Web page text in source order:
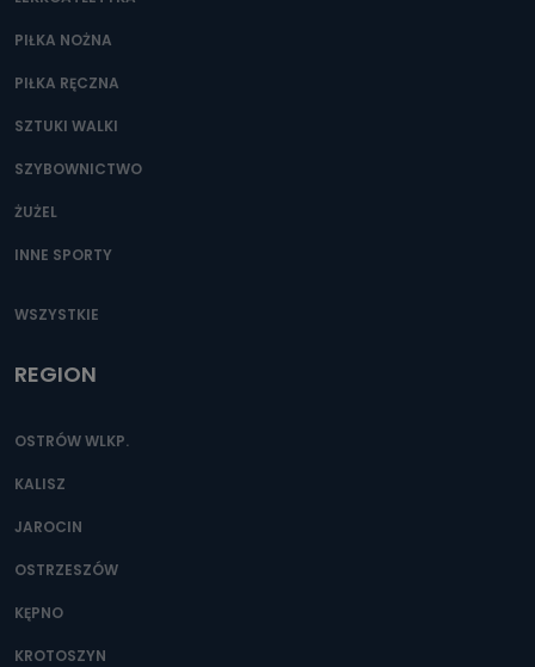
PIŁKA NOŻNA
PIŁKA RĘCZNA
SZTUKI WALKI
SZYBOWNICTWO
ŻUŻEL
INNE SPORTY
WSZYSTKIE
REGION
OSTRÓW WLKP.
KALISZ
JAROCIN
OSTRZESZÓW
KĘPNO
KROTOSZYN